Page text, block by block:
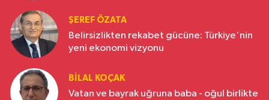
ŞEREF ÖZATA
Belirsizlikten rekabet gücüne: Türkiye'nin
yeni ekonomi vizyonu
BILAL KOÇAK
Vatan ve bayrak uğruna baba - oğul birlikte